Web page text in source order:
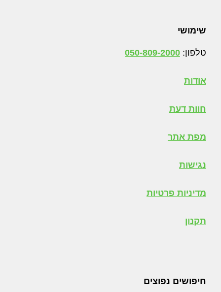
Footer
שימושי
טלפון: 050-809-2000
אודות
חוות דעת
מפת אתר
נגישות
מדיניות פרטיות
תקנון
חיפושים נפוצים